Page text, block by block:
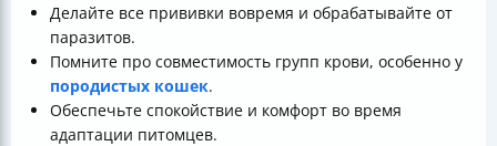
Делайте все прививки вовремя и обрабатывайте от
паразитов.
Помните про совместимость групп крови, особенно у
породистых кошек.
Обеспечьте спокойствие и комфорт во время
адаптации питомцев.